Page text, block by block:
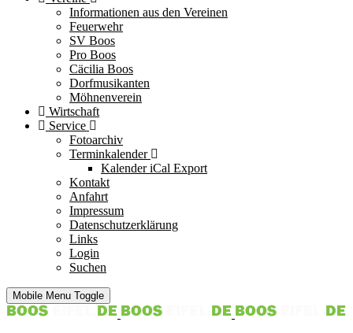
Informationen aus den Vereinen
Feuerwehr
SV Boos
Pro Boos
Cäcilia Boos
Dorfmusikanten
Möhnenverein
Wirtschaft
Service
Fotoarchiv
Terminkalender
Kalender iCal Export
Kontakt
Anfahrt
Impressum
Datenschutzerklärung
Links
Login
Suchen
Mobile Menu Toggle